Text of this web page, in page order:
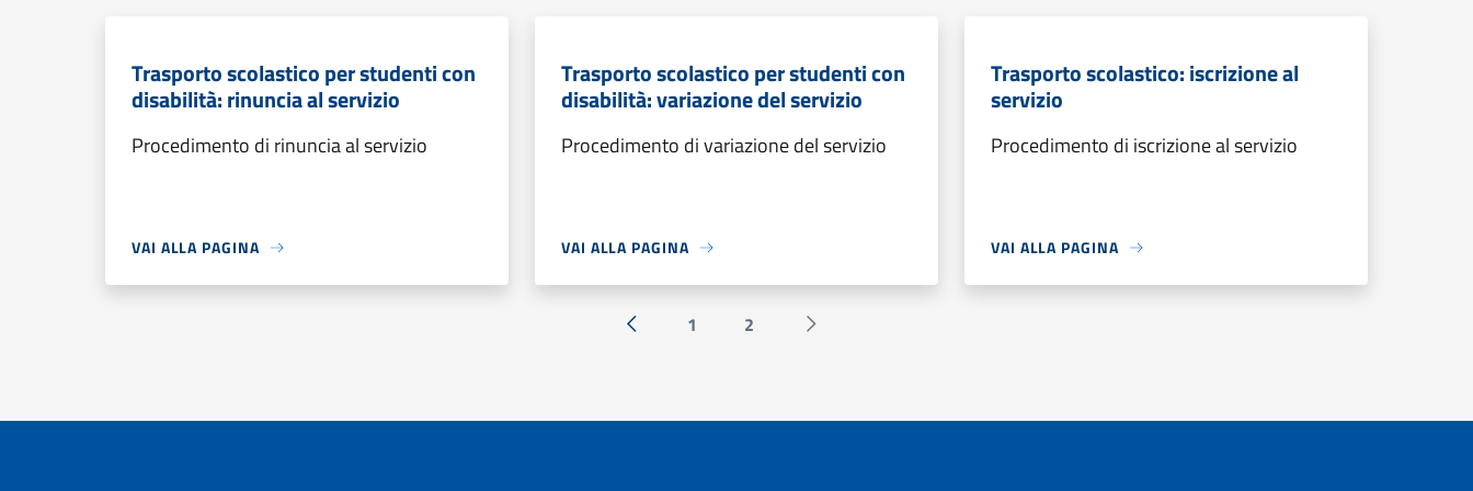
Trasporto scolastico per studenti con
disabilità: rinuncia al servizio
Procedimento di rinuncia al servizio
VAI ALLA PAGINA
Trasporto scolastico per studenti con
disabilità: variazione del servizio
Procedimento di variazione del servizio
VAI ALLA PAGINA
Trasporto scolastico: iscrizione al
servizio
Procedimento di iscrizione al servizio
VAI ALLA PAGINA
« Precedente
1 2
Successiva »